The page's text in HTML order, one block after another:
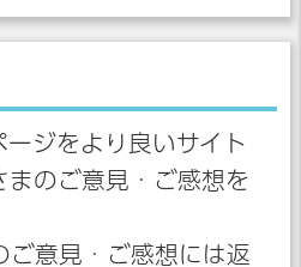
ジをより良いサイト
まのご意見・ご感想を
ご意見・ご感想には返